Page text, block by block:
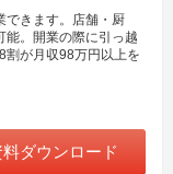
できます。店舗・厨
能。開業の際に引っ越
割が月収98万円以上を
料ダウンロード